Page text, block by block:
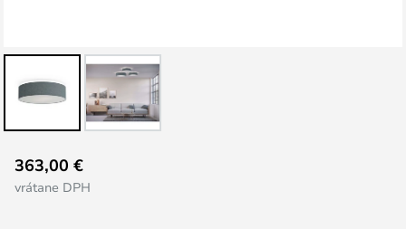
na
začiatok
363,00 €
vrátane DPH